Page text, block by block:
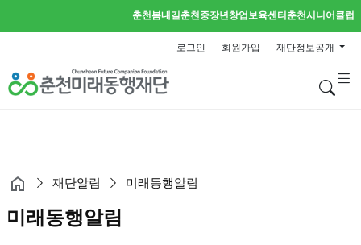
춘천봄내길춘천중장년창업보육센터 춘천시니어클럽
로그인 회원가입 재단정보공개
검
재단알림 미래동행알림
미래동행알림